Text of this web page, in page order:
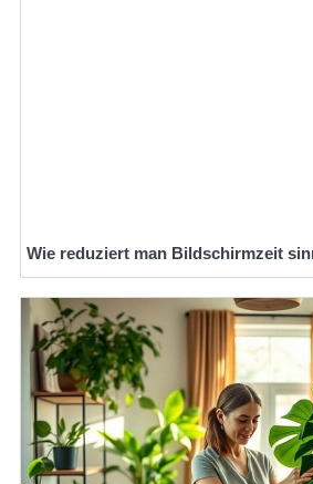
Wie reduziert man Bildschirmzeit